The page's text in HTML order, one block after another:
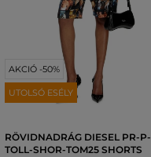
AKCIÓ -50%
UTOLSÓ ESÉLY
RÖVIDNADRÁG DIESEL PR-P-
TOLL-SHOR-TOM25 SHORTS